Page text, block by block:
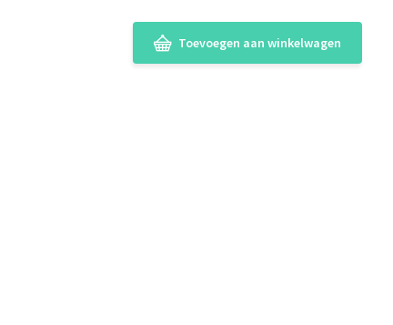
Toevoegen aan winkelwagen